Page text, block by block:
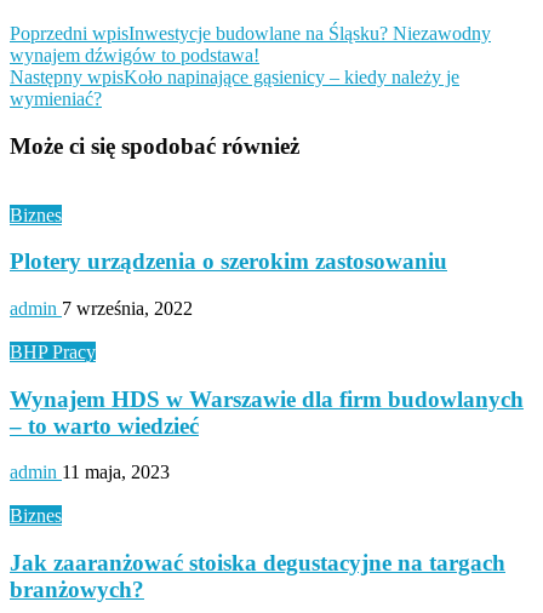
Poprzedni wpisInwestycje budowlane na Śląsku? Niezawodny
wynajem dźwigów to podstawa!
Następny wpisKoło napinające gąsienicy – kiedy należy je
wymieniać?
Może ci się spodobać również
Biznes
Plotery urządzenia o szerokim zastosowaniu
admin 7 września, 2022
BHP Pracy
Wynajem HDS w Warszawie dla firm budowlanych
– to warto wiedzieć
admin 11 maja, 2023
Biznes
Jak zaaranżować stoiska degustacyjne na targach
branżowych?